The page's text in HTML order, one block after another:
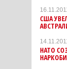
США
НАТО